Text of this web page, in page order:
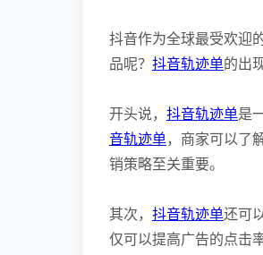
抖音作为全球最受欢迎
品呢？ 抖音轨迹单的出
开头说， 抖音轨迹单是
音轨迹单，商家可以了
销策略至关重要。
其次， 抖音轨迹单还可
仅可以提高广告的点击